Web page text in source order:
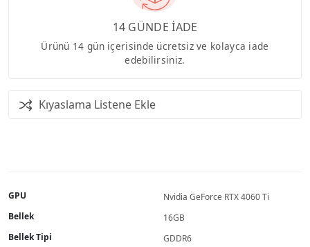
14 GÜNDE İADE
Ürünü 14 gün içerisinde ücretsiz ve kolayca iade
edebilirsiniz.
Kıyaslama Listene Ekle
GPU
Nvidia GeForce RTX 4060 Ti
Bellek
16GB
Bellek Tipi
GDDR6